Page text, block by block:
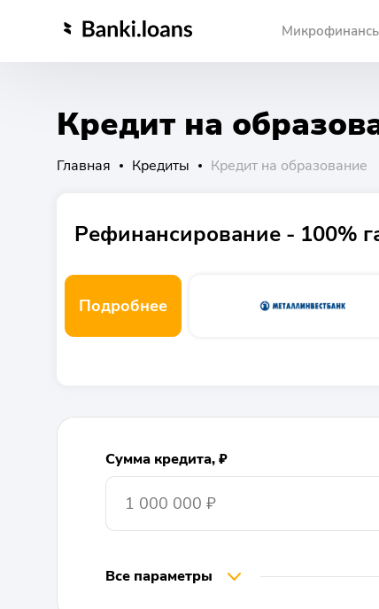
Кредит на
Главная Кредиты Кредит на образование
Рефинансирование - 100%
Подробнее
Сумма кредита, ₽
Все параметры